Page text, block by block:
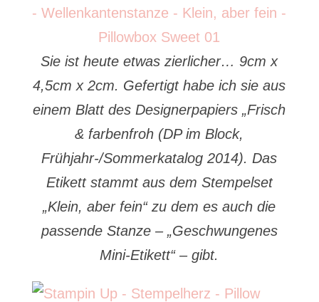
Sie ist heute etwas zierlicher… 9cm x
4,5cm x 2cm. Gefertigt habe ich sie aus
einem Blatt des Designerpapiers „Frisch
& farbenfroh (DP im Block,
Frühjahr-/Sommerkatalog 2014). Das
Etikett stammt aus dem Stempelset
„Klein, aber fein“ zu dem es auch die
passende Stanze – „Geschwungenes
Mini-Etikett“ – gibt.